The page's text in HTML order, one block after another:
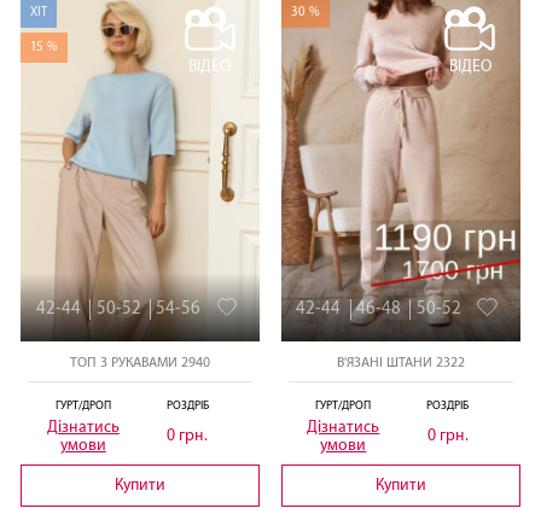
ХІТ
15 %
ВІДЕО
42-44 50-52 54-56
ТОП З РУКАВАМИ 2940
ГУРТ/ДРОП
Дізнатись
умови
РОЗДРІБ
0 грн.
Купити
30 %
ВІДЕО
42-44 46-48 50-52
В'ЯЗАНІ ШТАНИ 2322
ГУРТ/ДРОП
Дізнатись
умови
РОЗДРІБ
0 грн.
Купити